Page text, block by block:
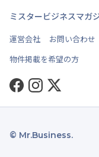
ミスタービジネスマガ
運営会社 お問い合わせ
物件掲載を希望の方
Facebook
Instagram
Twitter
© Mr.Business.